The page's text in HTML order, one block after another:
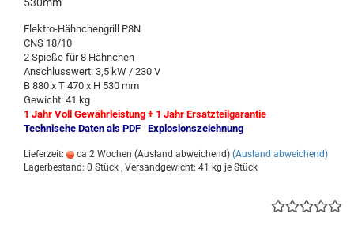
Elektro-Hähnchengrill P8N
CNS 18/10
2 Spieße für 8 Hähnchen
Anschlusswert: 3,5 kW / 230 V
B 880 x T 470 x H 530 mm
Gewicht: 41 kg
1 Jahr Voll Gewährleistung + 1 Jahr Ersatzteilgarantie
Technische Daten als PDF Explosionszeichnung
Lieferzeit: ca.2 Wochen (Ausland abweichend) (Ausland abweichend)
Lagerbestand: 0 Stück , Versandgewicht: 41 kg je Stück